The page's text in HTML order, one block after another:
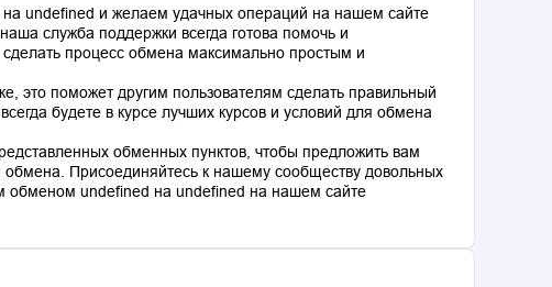
undefined и желаем удачных операций на нашем сайте
служба поддержки всегда готова помочь и
процесс обмена максимально простым и
это поможет другим пользователям сделать правильный
будете в курсе лучших курсов и условий для обмена
обменных пунктов, чтобы предложить вам
Присоединяйтесь к нашему сообществу довольных
обменом undefined на undefined на нашем сайте